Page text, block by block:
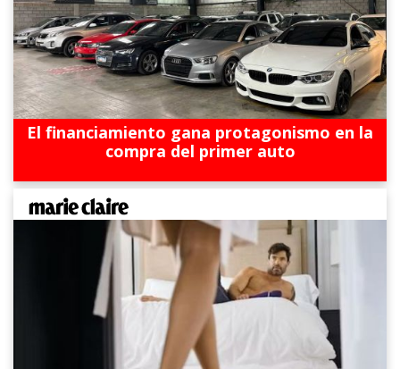
El financiamiento gana protagonismo en la
compra del primer auto